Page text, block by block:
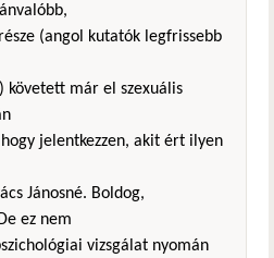
(angol kutatók legfrissebb
követett már el szexuális
jelentkezzen, akit ért ilyen
Jánosné. Boldog,
ez nem
vizsgálat nyomán